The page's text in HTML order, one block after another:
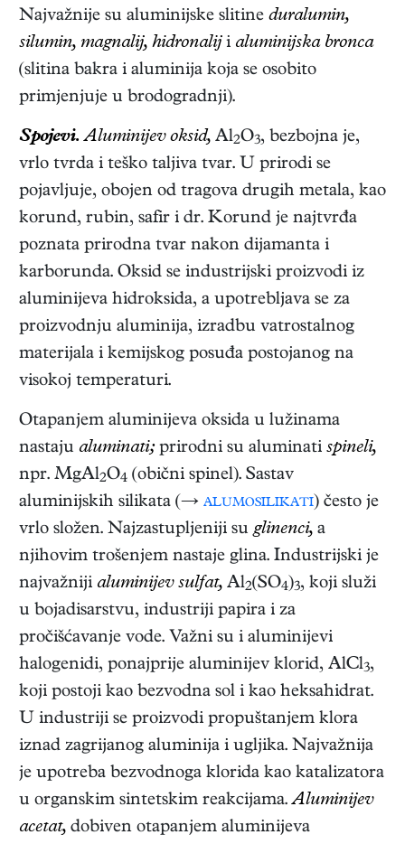
Najvažnije su aluminijske slitine duralumin,
silumin, magnalij, hidronaliji aluminijska bronca
(slitina bakra i aluminija koja se osobito
primjenjuje u brodogradnji).
Spojevi. Aluminijev oksid, Al2O3, bezbojna je,
vrlo tvrda i teško taljiva tvar. U prirodi se
pojavljuje, obojen od tragova drugih metala, kao
korund, rubin, safir i dr. Korund je najtvrđa
poznata prirodna tvar nakon dijamanta i
karborunda. Oksid se industrijski proizvodi iz
aluminijeva hidroksida, a upotrebljava se za
proizvodnju aluminija, izradbu vatrostalnog
materijala i kemijskog posuđa postojanog na
visokoj temperaturi.
Otapanjem aluminijeva oksida u lužinama
nastaju aluminati;prirodni su aluminati spineli,
npr. MgAl2O4 (obični spinel). Sastav
aluminijskih silikata (→ alumosilikati) često je
vrlo složen. Najzastupljeniji suglinenci, a
njihovim trošenjem nastaje glina. Industrijski je
najvažniji aluminijev sulfat, Al2(SO4)3, koji služi
u bojadisarstvu, industriji papira i za
pročišćavanje vode. Važni su i aluminijevi
halogenidi, ponajprije aluminijev klorid, AlCl3,
koji postoji kao bezvodna sol i kao heksahidrat.
U industriji se proizvodi propuštanjem klora
iznad zagrijanog aluminija i ugljika. Najvažnija
je upotreba bezvodnoga klorida kao katalizatora
u organskim sintetskim reakcijama.Aluminijev
acetat, dobiven otapanjem aluminijeva